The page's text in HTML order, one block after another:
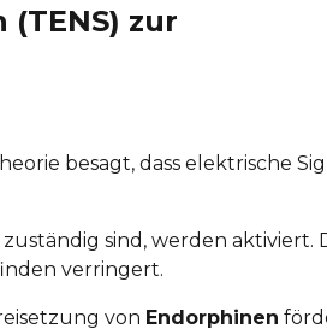
zur
besagt, dass elektrische
sind, werden aktiviert.
verringert.
von Endorphinen